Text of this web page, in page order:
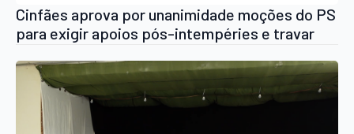
Cinfães aprova por unanimidade moções do PS
para exigir apoios pós-intempéries e travar